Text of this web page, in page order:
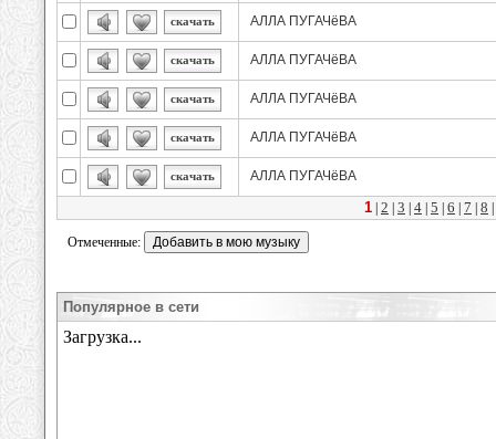
скачать АЛЛА ПУГАЧёВА
скачать АЛЛА ПУГАЧёВА
скачать АЛЛА ПУГАЧёВА
скачать АЛЛА ПУГАЧёВА
скачать АЛЛА ПУГАЧёВА
1 2 3 4 5 6 7 8
Отмеченные:
Популярное в сети